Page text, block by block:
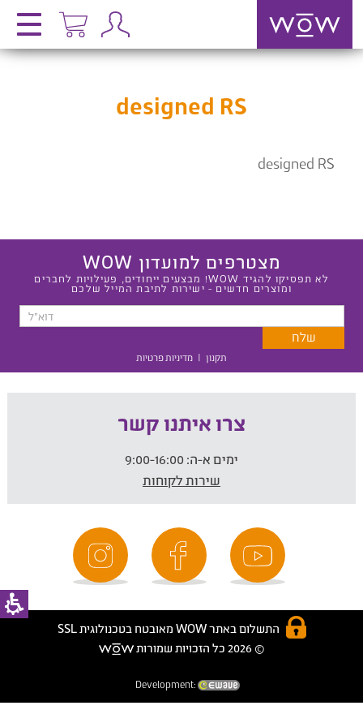
designed RS
designed RS
מצטרפים למועדון WOW
לא תפסיקו להגיד WOW! מבצעים ייחודים, פעילויות לחברים
ומוצרים חדשים - ישירות לתיבת המייל שלכם
תקנון | מדיניות פרטיות
צרו איתנו קשר
ימים א-ה:
שירות לקוחות
התשלום באתר WOW מאובטח בטכנולוגית SSL
© 2026 כל הזכויות שמורות
Development: